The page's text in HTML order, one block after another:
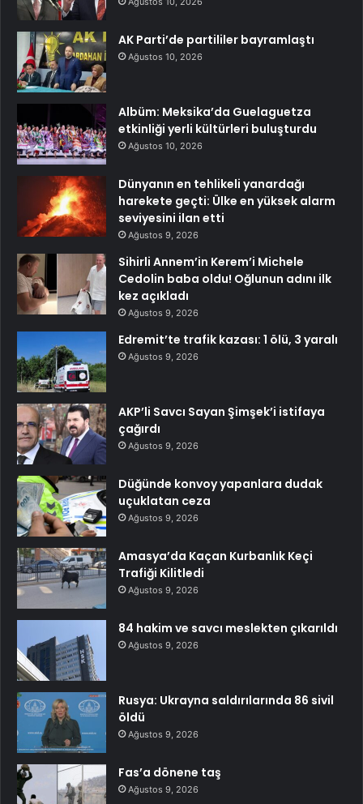
AK Parti’de partililer bayramlaştı
Ağustos 10, 2026
Albüm: Meksika’da Guelaguetza
etkinliği yerli kültürleri buluşturdu
Ağustos 10, 2026
Dünyanın en tehlikeli yanardağı
harekete geçti: Ülke en yüksek alarm
seviyesini ilan etti
Ağustos 9, 2026
Sihirli Annem’in Kerem’i Michele
Cedolin baba oldu! Oğlunun adını ilk
kez açıkladı
Ağustos 9, 2026
Edremit’te trafik kazası: 1 ölü, 3 yaralı
Ağustos 9, 2026
AKP’li Savcı Sayan Şimşek’i istifaya
çağırdı
Ağustos 9, 2026
Düğünde konvoy yapanlara dudak
uçuklatan ceza
Ağustos 9, 2026
Amasya’da Kaçan Kurbanlık Keçi
Trafiği Kilitledi
Ağustos 9, 2026
84 hakim ve savcı meslekten çıkarıldı
Ağustos 9, 2026
Rusya: Ukrayna saldırılarında 86 sivil
öldü
Ağustos 9, 2026
Fas’a dönene taş
Ağustos 9, 2026